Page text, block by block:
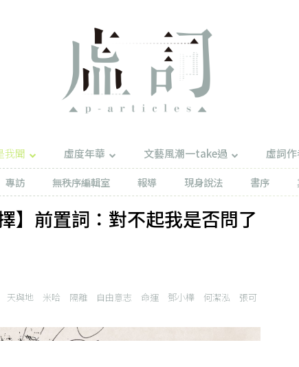
我聞 虛度年華 文藝風潮一take過 虛詞作
專訪 無秩序編輯室 報導 現身說法 書序
】前置詞：對不起我是否問了
天與地 米哈 隔離 自由意志 命運 鄧小樺 何潔泓
張可